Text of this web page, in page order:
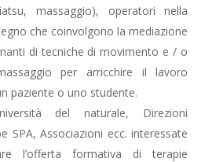
massaggio), operatori nella
che coinvolgono la mediazione
di tecniche di movimento e / o
per arricchire il lavoro
paziente o uno studente.
del naturale, Direzioni
SPA, Associazioni ecc. interessate
l’offerta formativa di terapie